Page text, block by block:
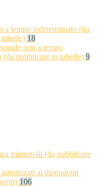
a tempo indeterminato (da
18
non a tempo
(da pubblicare in tabelle) 9
trimestrali (da pubblicare
ai dipendenti
106